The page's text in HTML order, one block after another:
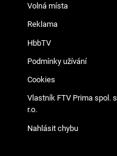
Volná místa
Reklama
HbbTV
Podmínky užívání
Cookies
Vlastník FTV Prima spol. s
r.o.
Nahlásit chybu